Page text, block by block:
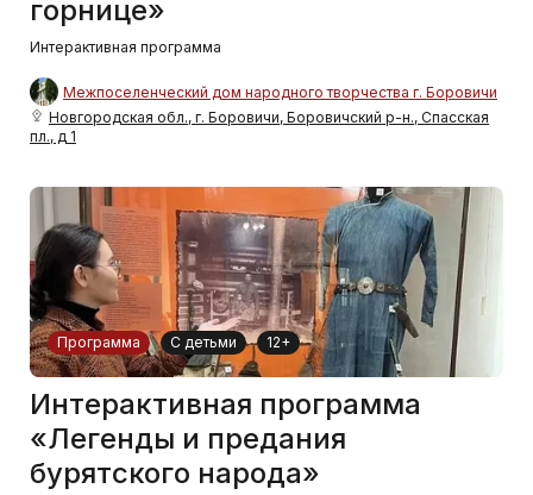
горнице»
Интерактивная программа
Межпоселенческий дом народного творчества г. Боровичи
Новгородская обл., г. Боровичи, Боровичский р-н., Спасская
пл., д 1
Программа С детьми 12+
Интерактивная программа
«Легенды и предания
бурятского народа»